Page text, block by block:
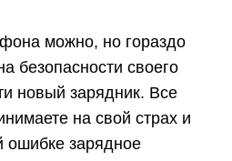
можно, но гораздо
безопасности своего
новый зарядник. Все
на свой страх и
ошибке зарядное